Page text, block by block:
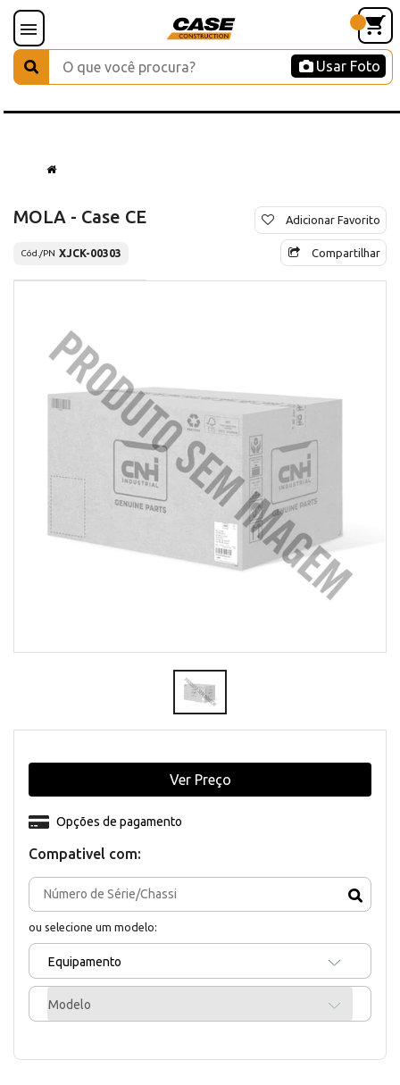
Usar Foto
MOLA - Case CE
Cód./PN XJCK-00303
Adicionar Favorito
Compartilhar
Compativel com:
ou selecione um modelo:
Equipamento
Modelo
Opções de pagamento
Ver Preço